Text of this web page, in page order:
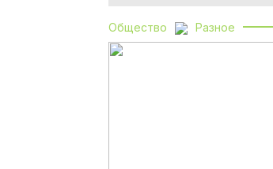
Общество Разное